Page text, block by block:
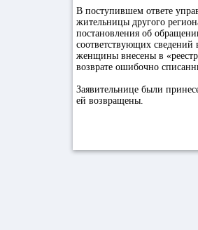
В поступившем ответе
жительницы другого
постановления об
соответствующих
женщины внесены в
возврате ошибочно
Заявительнице были
ей возвращены.